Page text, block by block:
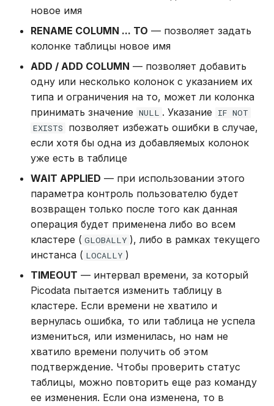
Использование журнала
аудита
Рекомендации по
сайзингу
Настройка Systemd
Устранение неполадок
новое имя
RENAME COLUMN ... TO — позволяет задать
колонке таблицы новое имя
ADD / ADD COLUMN — позволяет добавить
одну или несколько колонок с указанием их
типа и ограничения на то, может ли колонка
принимать значение NULL . Указание
IF NOT
EXISTS
позволяет избежать ошибки в случае,
если хотя бы одна из добавляемых колонок
уже есть в таблице
WAIT APPLIED — при использовании этого
параметра контроль пользователю будет
возвращен только после того как данная
операция будет применена либо во всем
кластере ( GLOBALLY ), либо в рамках текущего
инстанса ( LOCALLY )
TIMEOUT — интервал времени, за который
Picodata пытается изменить таблицу в
кластере. Если времени не хватило и
вернулась ошибка, то или таблица не успела
измениться, или изменилась, но нам не
хватило времени получить об этом
подтверждение. Чтобы проверить статус
таблицы, можно повторить еще раз команду
ее изменения. Если она изменена, то в